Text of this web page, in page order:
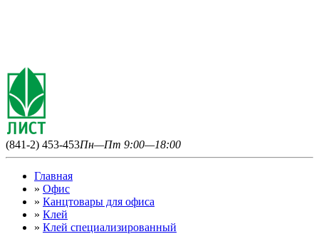
(841-2) 453-453Пн—Пт 9:00—18:00
Главная
» Офис
» Канцтовары для офиса
» Клей
» Клей специализированный